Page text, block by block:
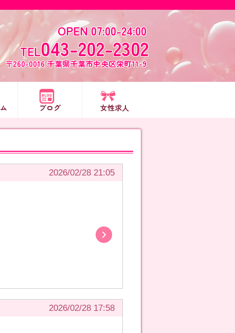
OPEN 07:00-24:00
TEL043-202-2302
〒260-0016 千葉県千葉市中央区栄町11-9
ブログ 女性求人
2026/02/28 21:05
2026/02/28 17:58